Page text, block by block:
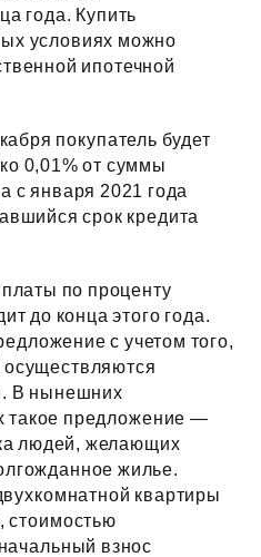
года. Купить
условиях можно
ипотечной
покупатель будет
0,01% от суммы
с января 2021 года
срок кредита
по проценту
до конца этого года.
с учетом того,
осуществляются
В нынешних
такое предложение —
людей, желающих
жилье.
квартиры
стоимостью
взнос